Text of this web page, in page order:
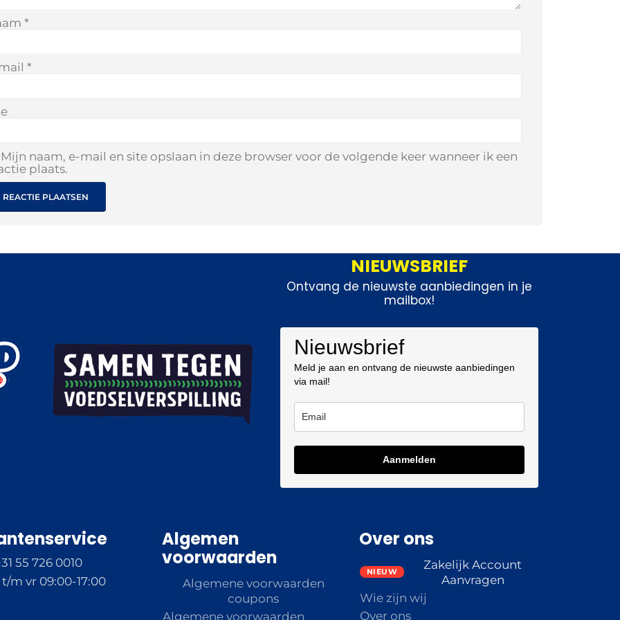
*
*
Mijn naam, e-mail en site opslaan in deze browser voor de volgende keer wanneer ik een
plaats.
NIEUWSBRIEF
Ontvang de nieuwste aanbiedingen in je
mailbox!
Nieuwsbrief
Meld je aan en ontvang de nieuwste aanbiedingen
via mail!
Aanmelden
55 726 0010
m vr 09:00-17:00
Algemen
voorwaarden
Algemene voorwaarden
coupons
Algemene voorwaarden
Over ons
Zakelijk Account
Aanvragen
Wie zijn wij
Over ons